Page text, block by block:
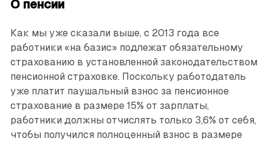
О пенсии
Как мы уже сказали выше, с 2013 года все
работники «на базис» подлежат обязательному
страхованию в установленной законодательством
пенсионной страховке. Поскольку работодатель
уже платит паушальный взнос за пенсионное
страхование в размере 15% от зарплаты,
работники должны отчислять только 3,6% от себя,
чтобы получился полноценный взнос в размере